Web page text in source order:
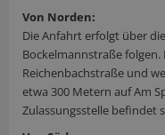
Von Norden:
Die Anfahrt erfolgt über
Bockelmannstraße
Reichenbachstraße und
etwa 300 Metern auf Am
Zulassungsstelle befindet